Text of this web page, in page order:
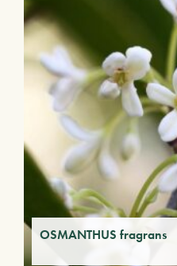
OSMANTHUS fragrans